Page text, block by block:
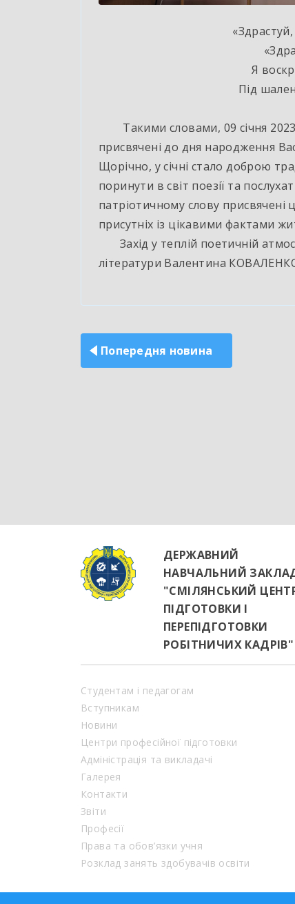
Я
Під
Такими словами, 09 січня 2023
присвячені до дня народження
Щорічно, у січні стало доброю
поринути в світ поезії та
патріотичному слову
присутніх із цікавими фактами
Захід у теплій поетичній
літератури Валентина
записів
Попередня новина
ДЕРЖАВНИЙ
НАВЧАЛЬНИЙ
"СМІЛЯНСЬКИЙ
ПІДГОТОВКИ І
ПЕРЕПІДГОТОВКИ
РОБІТНИЧИХ КАДРІВ"
Студентам і педагогам
Вступникам
Новини
Центри професійної підготовки
Адміністрація та викладачі
Галерея
Контакти
Звіти
Професії
Права та обов’язки учня
Розклад занять здобувачів освіти